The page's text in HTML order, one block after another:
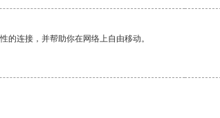
的连接，并帮助你在网络上自由移动。